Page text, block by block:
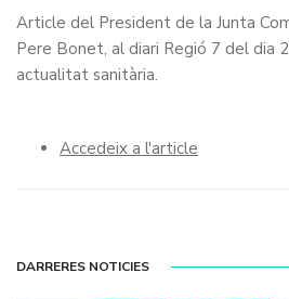
Article del President de la Junta
Pere Bonet, al diari Regió 7 del dia
actualitat sanitària.
Accedeix a l'article
DARRERES NOTICIES